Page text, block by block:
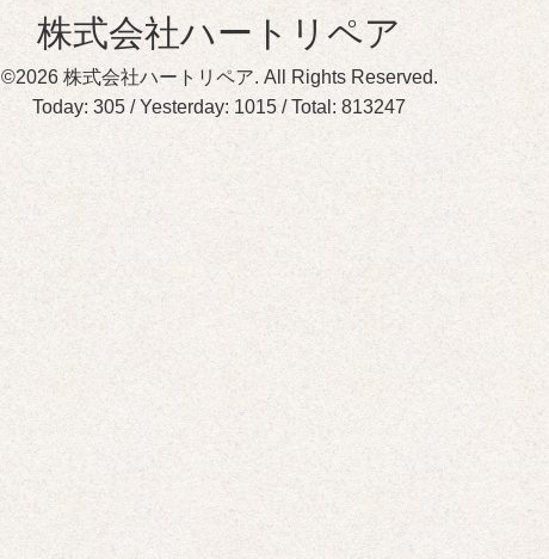
株式会社ハートリペア
©2026 株式会社ハートリペア. All Rights Reserved.
Today: 305 / Yesterday: 1015 / Total: 813247